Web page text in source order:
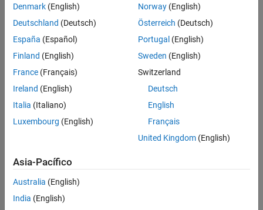
Modeling Thermal Liquid Systems
Steps and guidelines for thermal liquid modeling.
Thermal Liquid Modeling Framework
How blocks and ports represent thermal liquid components and
interactions.
Heat Transfer in Insulated Oil Pipeline
Model and simulate an insulated oil pipeline segment.
Parameterizing Entrained Air in a Thermal Liquid
Common equations for various isothermal liquid models.
¿Qué tan útil fue esta traducción?
Denmark (English)
Deutschland (Deutsch)
España (Español)
Finland (English)
France (Français)
Ireland (English)
Italia (Italiano)
Luxembourg (English)
Norway(English)
Österreich (Deutsch)
Portugal (English)
Sweden (English)
Switzerland
Deutsch
English
Français
United Kingdom(English)
Asia-Pacífico
Australia (English)
India (English)